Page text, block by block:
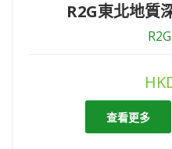
R2G東北地質
R2G
查看更多